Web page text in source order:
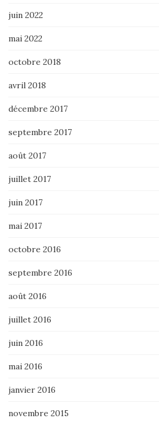
juin 2022
mai 2022
octobre 2018
avril 2018
décembre 2017
septembre 2017
août 2017
juillet 2017
juin 2017
mai 2017
octobre 2016
septembre 2016
août 2016
juillet 2016
juin 2016
mai 2016
janvier 2016
novembre 2015